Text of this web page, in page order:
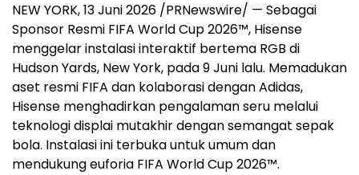
NEW YORK, 13 Juni 2026 /PRNewswire/ — Sebagai
Sponsor Resmi FIFA World Cup 2026™, Hisense
menggelar instalasi interaktif bertema RGB di
Hudson Yards, New York, pada 9 Juni lalu. Memadukan
aset resmi FIFA dan kolaborasi dengan Adidas,
Hisense menghadirkan pengalaman seru melalui
teknologi displai mutakhir dengan semangat sepak
bola. Instalasi ini terbuka untuk umum dan
mendukung euforia FIFA World Cup 2026™.